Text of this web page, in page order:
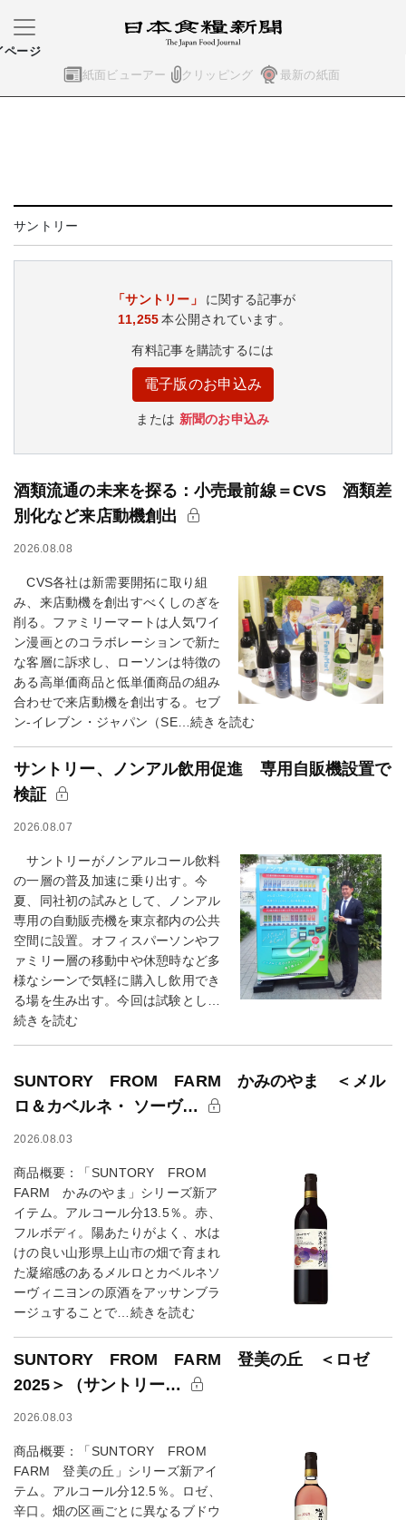
紙面ビューアー クリッピング 最新の紙面
ページ
サントリー
「サントリー」
に関する記事が
11,255 本公開されています。
有料記事を購読するには
電子版のお申込み
または 新聞のお申込み
酒類流通の未来を探る：小売最前線＝CVS 酒類差
別化など来店動機創出
2026.08.08
CVS各社は新需要開拓に取り組
み、来店動機を創出すべくしのぎを
削る。ファミリーマートは人気ワイ
ン漫画とのコラボレーションで新た
な客層に訴求し、ローソンは特徴の
ある高単価商品と低単価商品の組み
合わせで来店動機を創出する。セブ
ン-イレブン・ジャパン（SE…続きを読む
サントリー、ノンアル飲用促進 専用自販機設置で
検証
2026.08.07
サントリーがノンアルコール飲料
の一層の普及加速に乗り出す。今
夏、同社初の試みとして、ノンアル
専用の自動販売機を東京都内の公共
空間に設置。オフィスパーソンやフ
ァミリー層の移動中や休憩時など多
様なシーンで気軽に購入し飲用でき
る場を生み出す。今回は試験とし…
続きを読む
SUNTORY FROM FARM かみのやま ＜メル
ロ＆カベルネ・ ソーヴ…
2026.08.03
商品概要：「SUNTORY FROM
FARM かみのやま」シリーズ新ア
イテム。アルコール分13.5％。赤、
フルボディ。陽あたりがよく、水は
けの良い山形県上山市の畑で育まれ
た凝縮感のあるメルロとカベルネソ
ーヴィニヨンの原酒をアッサンブラ
ージュすることで…続きを読む
SUNTORY FROM FARM 登美の丘 ＜ロゼ
2025＞（サントリー…
2026.08.03
商品概要：「SUNTORY FROM
FARM 登美の丘」シリーズ新アイ
テム。アルコール分12.5％。ロゼ、
辛口。畑の区画ごとに異なるブドウ